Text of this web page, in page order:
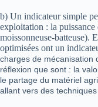
b) Un indicateur simple
exploitation : la
moissonneuse-batteuse).
optimisées ont un
charges de mécanisation
réflexion que sont : la
le partage du matériel
allant vers des